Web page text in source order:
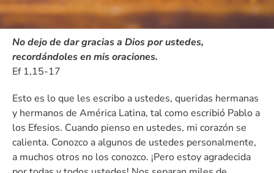
No dejo de dar gracias a Dios por ustedes,
recordándoles en mis oraciones.
Ef 1,15-17
Esto es lo que les escribo a ustedes, queridas hermanas
y hermanos de América Latina, tal como escribió Pablo a
los Efesios. Cuando pienso en ustedes, mi corazón se
calienta. Conozco a algunos de ustedes personalmente,
a muchos otros no los conozco. ¡Pero estoy agradecida